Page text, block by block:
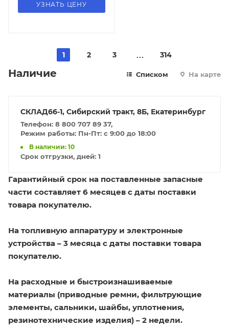
УЗНАТЬ ЦЕНУ
1 2 3 314
Наличие Списком На карте
СКЛАД66-1, Сибирский тракт, 8Б, Екатеринбург
Телефон: 8 800 707 89 37,
Режим работы: Пн-Пт: с 9:00 до 18:00
В наличии: 10
Срок отгрузки, дней: 1
Гарантийный срок на поставленные запасные
части составляет 6 месяцев с даты поставки
товара покупателю.
На топливную аппаратуру и электронные
устройства – 3 месяца с даты поставки товара
покупателю.
На расходные и быстроизнашиваемые
материалы (приводные ремни, фильтрующие
элементы, сальники, шайбы, уплотнения,
резинотехнические изделия) – 2 недели.